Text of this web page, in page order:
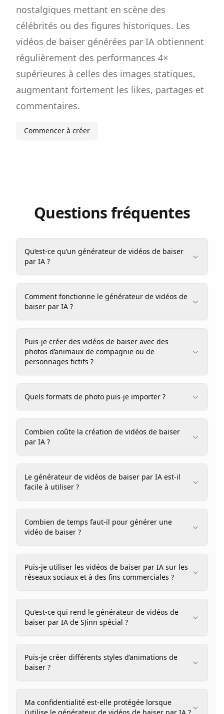
nostalgiques mettant en scène des
célébrités ou des figures historiques. Les
vidéos de baiser générées par IA obtiennent
régulièrement des performances 4×
supérieures à celles des images statiques,
augmentant fortement les likes, partages et
commentaires.
Commencer à créer
Questions fréquentes
Qu’est-ce qu’un générateur de vidéos de baiser
par IA ?
Comment fonctionne le générateur de vidéos de
baiser par IA ?
Puis-je créer des vidéos de baiser avec des
photos d’animaux de compagnie ou de
personnages fictifs ?
Quels formats de photo puis-je importer ?
Combien coûte la création de vidéos de baiser
par IA ?
Le générateur de vidéos de baiser par IA est-il
facile à utiliser ?
Combien de temps faut-il pour générer une
vidéo de baiser ?
Puis-je utiliser les vidéos de baiser par IA sur les
réseaux sociaux et à des fins commerciales ?
Qu’est-ce qui rend le générateur de vidéos de
baiser par IA de SJinn spécial ?
Puis-je créer différents styles d’animations de
baiser ?
Ma confidentialité est-elle protégée lorsque